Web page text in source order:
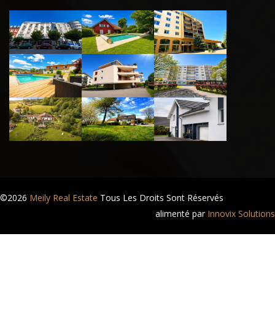
©2026 Meily Real Estate Tous Les Droits Sont Réservés
alimenté par Innovix Solutions